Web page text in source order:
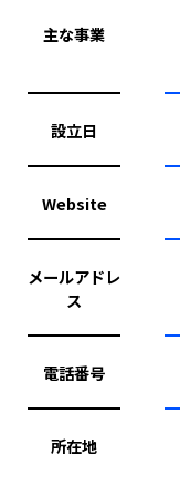
主な事業
設立日
Website
メールアドレ
ス
電話番号
所在地